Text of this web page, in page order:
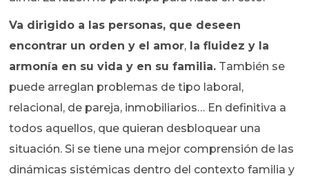
Va dirigido a las personas, que deseen
encontrar un orden y el amor, la fluidez y la
armonía en su vida y en su familia. También se
puede arreglan problemas de tipo laboral,
relacional, de pareja, inmobiliarios… En definitiva a
todos aquellos, que quieran desbloquear una
situación. Si se tiene una mejor comprensión de las
dinámicas sistémicas dentro del contexto familia y